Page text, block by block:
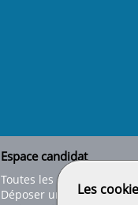
Espace candidat
Toutes les offres
Déposer un CVLes